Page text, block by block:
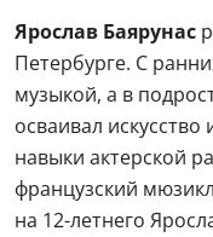
Ярослав Баярунас
Петербурге. С
музыкой, а в
осваивал
навыки актерской
французский
на 12-летнего